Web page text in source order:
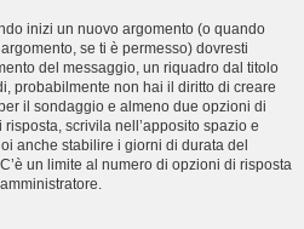
inizi un nuovo argomento (o quando
se ti è permesso) dovresti
del messaggio, un riquadro dal titolo
probabilmente non hai il diritto di creare
il sondaggio e almeno due opzioni di
scrivila nell’apposito spazio e
anche stabilire i giorni di durata del
un limite al numero di opzioni di risposta